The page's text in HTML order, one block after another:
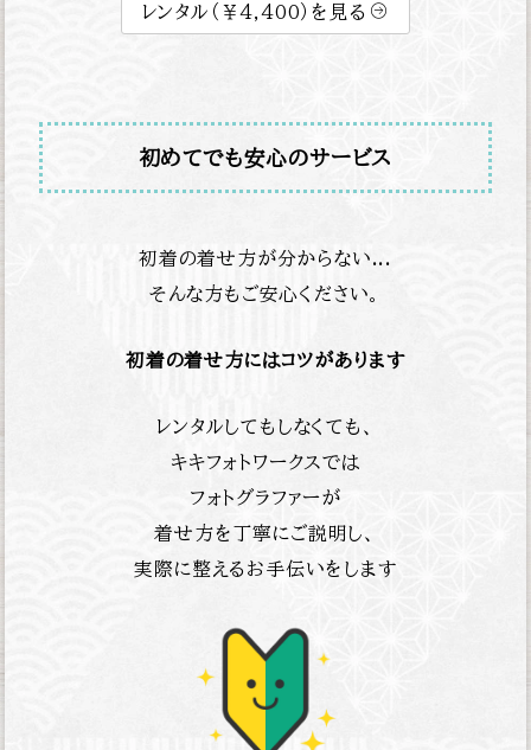
レンタル（￥4,400）を見る
初めてでも安心のサービス
初着の着せ方が分からない...
そんな方もご安心ください。
初着の着せ方にはコツがあります
レンタルしてもしなくても、
キキフォトワークスでは
フォトグラファーが
着せ方を丁寧にご説明し、
実際に整えるお手伝いをします